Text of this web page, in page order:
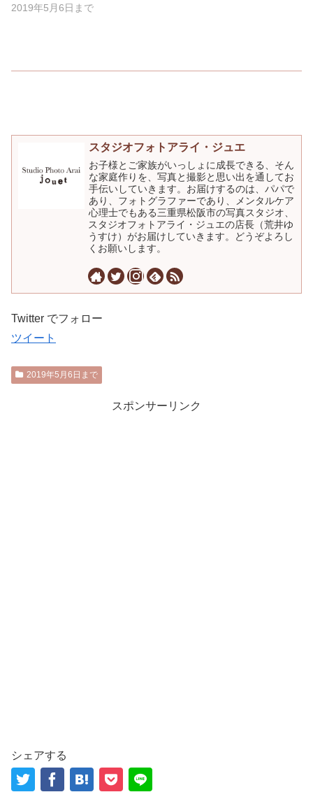
2019年5月6日まで
スタジオフォトアライ・ジュエ
お子様とご家族がいっしょに成長できる、そん
な家庭作りを、写真と撮影と思い出を通してお
手伝いしていきます。お届けするのは、パパで
あり、フォトグラファーであり、メンタルケア
心理士でもある三重県松阪市の写真スタジオ、
スタジオフォトアライ・ジュエの店長（荒井ゆ
うすけ）がお届けしていきます。どうぞよろし
くお願いします。
Twitter でフォロー
ツイート
2019年5月6日まで
スポンサーリンク
シェアする